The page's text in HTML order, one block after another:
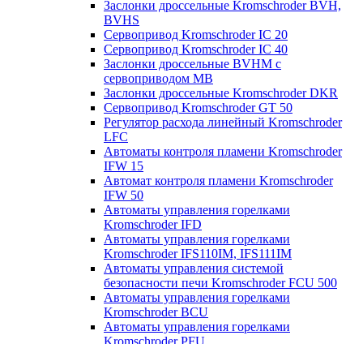
Заслонки дроссельные Kromschroder BVH,
BVHS
Сервопривод Kromschroder IC 20
Сервопривод Kromschroder IC 40
Заслонки дроссельные BVHM с
сервоприводом МВ
Заслонки дроссельные Kromschroder DKR
Cервопривод Kromschroder GT 50
Регулятор расхода линейный Kromschroder
LFC
Автоматы контроля пламени Kromschroder
IFW 15
Автомат контроля пламени Kromschroder
IFW 50
Автоматы управления горелками
Kromschroder IFD
Автоматы управления горелками
Kromschroder IFS110IM, IFS111IM
Автоматы управления системой
безопасности печи Kromschroder FCU 500
Автоматы управления горелками
Kromschroder BCU
Автоматы управления горелками
Kromschroder PFU